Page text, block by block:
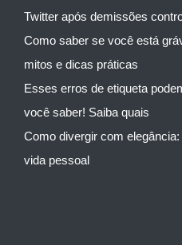
Twitter após demissões
Como saber se você está
mitos e dicas práticas
Esses erros de etiqueta
você saber! Saiba quais
Como divergir com
vida pessoal